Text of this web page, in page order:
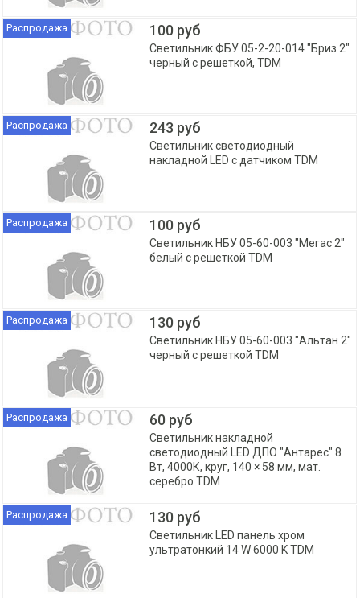
Распродажа 100 руб
Светильник ФБУ 05-2-20-014 "Бриз 2"
черный с решеткой, TDM
Распродажа 243 руб
Светильник светодиодный
накладной LED с датчиком TDM
Распродажа 100 руб
Светильник НБУ 05-60-003 "Мегас 2"
белый с решеткой TDM
Распродажа 130 руб
Светильник НБУ 05-60-003 "Альтан 2"
черный с решеткой TDM
Распродажа 60 руб
Светильник накладной
светодиодный LED ДПО "Антарес" 8
Вт, 4000К, круг, 140 × 58 мм, мат.
серебро TDM
Распродажа 130 руб
Светильник LED панель хром
ультратонкий 14 W 6000 K TDM